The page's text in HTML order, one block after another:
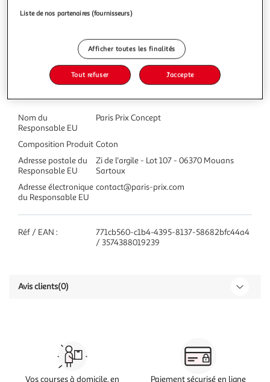
Caractéristiques
Nom du
Responsable EU
Paris Prix Concept
Composition Produit Coton
Adresse postale du
Responsable EU
Zi de l'argile - Lot 107 - 06370 Mouans
Sartoux
Adresse électronique
du Responsable EU
contact@paris-prix.com
Réf / EAN :
771cb560-c1b4-4395-8137-58682bfc44a4
/ 3574388019239
Avis clients(0)
Vos courses à domicile, en
Paiement sécurisé en ligne
Liste de nos partenaires (fournisseurs)
Afficher toutes les finalités
Tout refuser J'accepte